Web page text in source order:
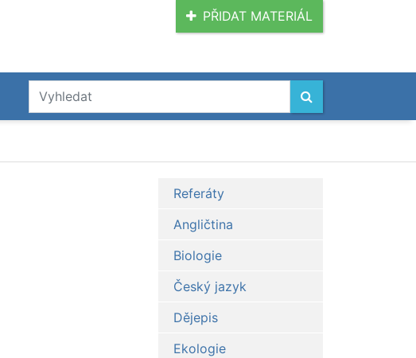
PŘIDAT MATERIÁL
Referáty
Angličtina
Biologie
Český jazyk
Dějepis
Ekologie